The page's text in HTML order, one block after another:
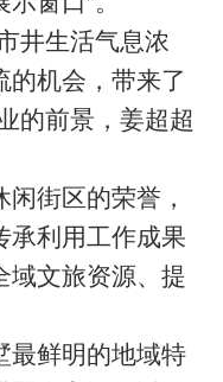
井生活气息浓
的机会，带来了
的前景，姜超超
街区的荣誉，
承利用工作成果
域文旅资源、提
最鲜明的地域特